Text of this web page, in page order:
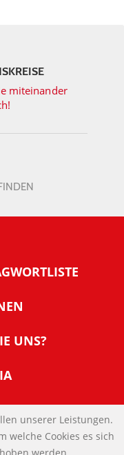
miteinander
UNS?
unserer Leistungen.
welche Cookies es sich